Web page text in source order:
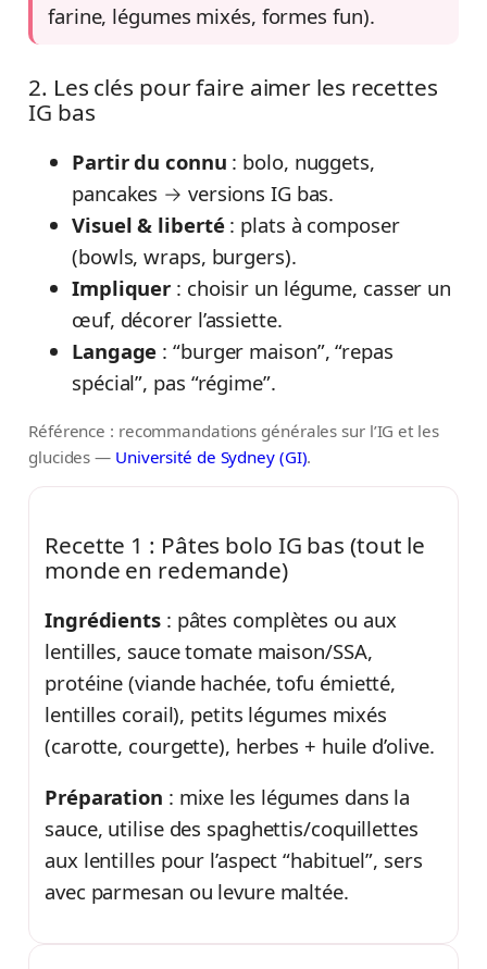
farine, légumes mixés, formes fun).
2. Les clés pour faire aimer les recettes
IG bas
Partir du connu : bolo, nuggets,
pancakes → versions IG bas.
Visuel & liberté: plats à composer
(bowls, wraps, burgers).
Impliquer : choisir un légume, casser un
œuf, décorer l’assiette.
Langage : “burger maison”, “repas
spécial”, pas “régime”.
Référence : recommandations générales sur l’IG et les
glucides — Université de Sydney (GI).
Recette 1 : Pâtes bolo IG bas (tout le
monde en redemande)
Ingrédients: pâtes complètes ou aux
lentilles, sauce tomate maison/SSA,
protéine (viande hachée, tofu émietté,
lentilles corail), petits légumes mixés
(carotte, courgette), herbes + huile d’olive.
Préparation : mixe les légumes dans la
sauce, utilise des spaghettis/coquillettes
aux lentilles pour l’aspect “habituel”, sers
avec parmesan ou levure maltée.